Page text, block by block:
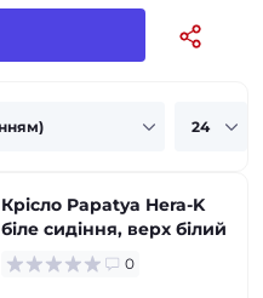
Крісло Papatya Hera-K
біле сидіння, верх білий
0